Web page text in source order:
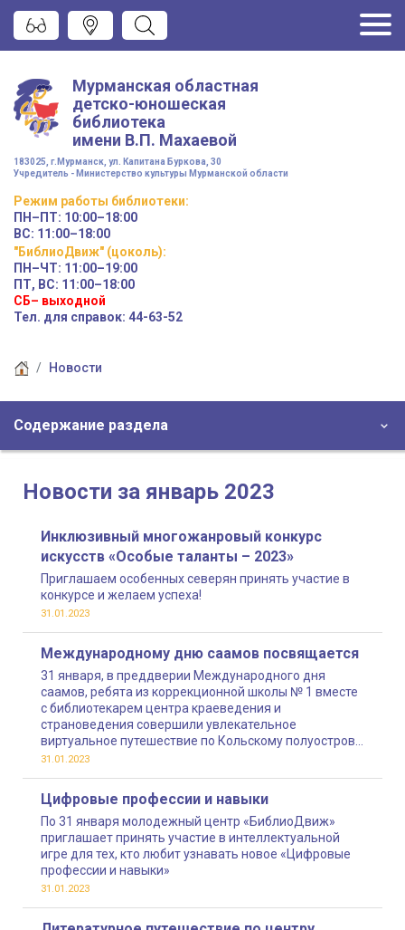
Мурманская областная
детско-юношеская
библиотека
имени В.П. Махаевой
183025, г.Мурманск, ул. Капитана Буркова, 30
Учредитель - Министерство культуры Мурманской области
Режим работы библиотеки:
ПН–ПТ: 10:00–18:00
ВС: 11:00–18:00
"БиблиоДвиж" (цоколь):
ПН–ЧТ: 11:00–19:00
ПТ, ВС: 11:00–18:00
СБ– выходной
Тел. для справок: 44-63-52
Новости
Содержание раздела
Новости за январь 2023
Инклюзивный многожанровый конкурс
искусств «Особые таланты – 2023»
Приглашаем особенных северян принять участие в
конкурсе и желаем успеха!
31.01.2023
Международному дню саамов посвящается
31 января, в преддверии Международного дня
саамов, ребята из коррекционной школы № 1 вместе
с библиотекарем центра краеведения и
страноведения совершили увлекательное
виртуальное путешествие по Кольскому полуострову
и познакомились с коренными жителями нашего края
31.01.2023
Цифровые профессии и навыки
По 31 января молодежный центр «БиблиоДвиж»
приглашает принять участие в интеллектуальной
игре для тех, кто любит узнавать новое «Цифровые
профессии и навыки»
31.01.2023